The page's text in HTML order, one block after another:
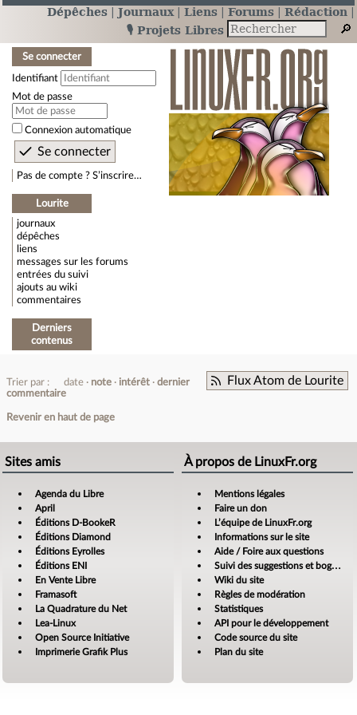
Dépêches Journaux Liens Forums
Rédaction
🎙️ Projets Libres
Se connecter
Identifiant
Mot de passe
Connexion automatique
Pas de compte ? S’inscrire…
Lourite
journaux
dépêches
liens
messages sur les forums
entrées du suivi
ajouts au wiki
commentaires
Derniers
contenus
Flux Atom de Lourite
Trier par : date note intérêt
dernier
commentaire
Revenir en haut de page
Sites amis
Agenda du Libre
April
Éditions D-BookeR
Éditions Diamond
Éditions Eyrolles
Éditions ENI
En Vente Libre
Framasoft
La Quadrature du Net
Lea-Linux
Open Source Initiative
Imprimerie Grafik Plus
À propos de LinuxFr.org
Mentions légales
Faire un don
L’équipe de LinuxFr.org
Informations sur le site
Aide / Foire aux questions
Suivi des suggestions et bogues
Wiki du site
Règles de modération
Statistiques
API pour le développement
Code source du site
Plan du site